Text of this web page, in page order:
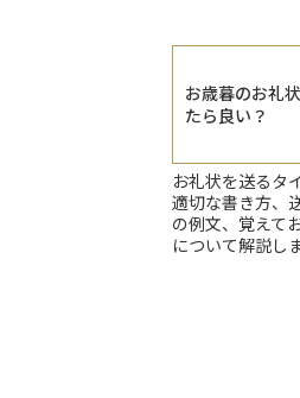
お歳暮のお礼
たら良い？
お礼状を送るタ
適切な書き方、
の例文、覚えて
について解説し